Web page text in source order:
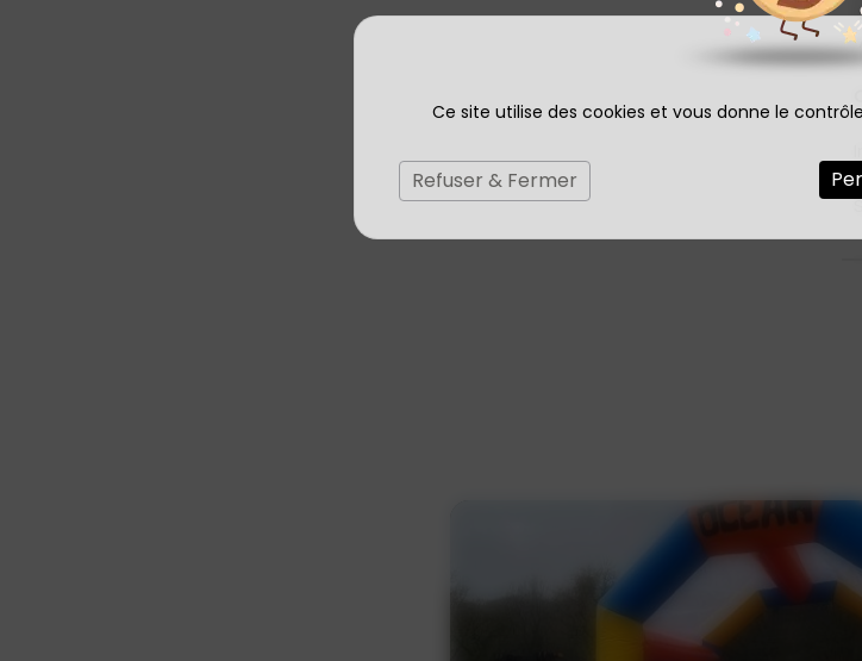
Ce site utilise des cookies et vous donne le
Refuser & Fermer